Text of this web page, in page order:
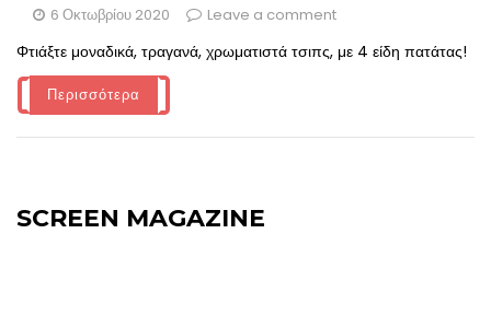
6 Οκτωβρίου 2020
Leave a comment
Φτιάξτε μοναδικά, τραγανά, χρωματιστά τσιπς, με 4 είδη πατάτας!
Περισσότερα
SCREEN MAGAZINE